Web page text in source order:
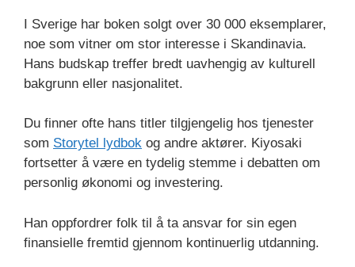
I Sverige har boken solgt over 30 000 eksemplarer,
noe som vitner om stor interesse i Skandinavia.
Hans budskap treffer bredt uavhengig av kulturell
bakgrunn eller nasjonalitet.
Du finner ofte hans titler tilgjengelig hos tjenester
som Storytel lydbok og andre aktører. Kiyosaki
fortsetter å være en tydelig stemme i debatten om
personlig økonomi og investering.
Han oppfordrer folk til å ta ansvar for sin egen
finansielle fremtid gjennom kontinuerlig utdanning.